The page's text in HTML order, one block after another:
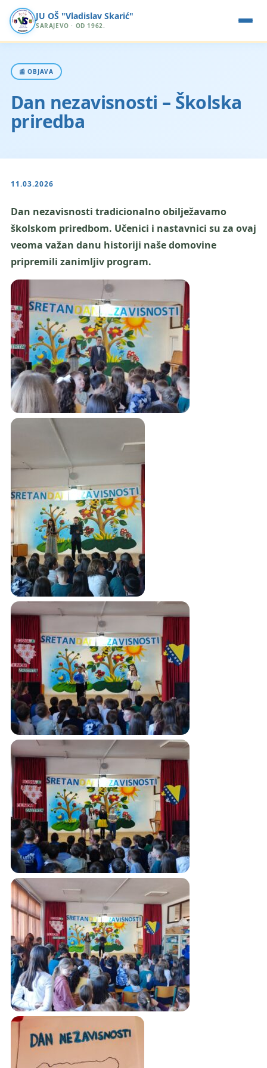
JU OŠ "Vladislav Skarić"
SARAJEVO · OD 1962.
📰 OBJAVA
Dan nezavisnosti – Školska
priredba
11.03.2026
Dan nezavisnosti tradicionalno obilježavamo
školskom priredbom. Učenici i nastavnici su za ovaj
veoma važan danu historiji naše domovine
pripremili zanimljiv program.